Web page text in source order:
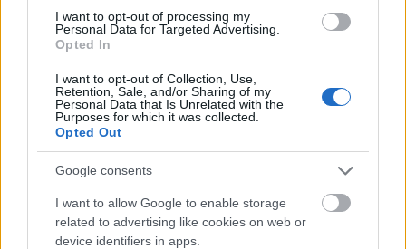
I want to opt-out of processing my
Personal Data for Targeted Advertising.
Opted In
I want to opt-out of Collection, Use,
Retention, Sale, and/or Sharing of my
Personal Data that Is Unrelated with the
Purposes for which it was collected.
Opted Out
Google consents
I want to allow Google to enable storage
related to advertising like cookies on web or
device identifiers in apps.
Címkék:cukorbetegség receptek mák gőzgombóc
szilvalekvár technikák
Ajánlott bejegyzések:
Hamarosan indulnak legújabb
Nyírfacukor termékeink